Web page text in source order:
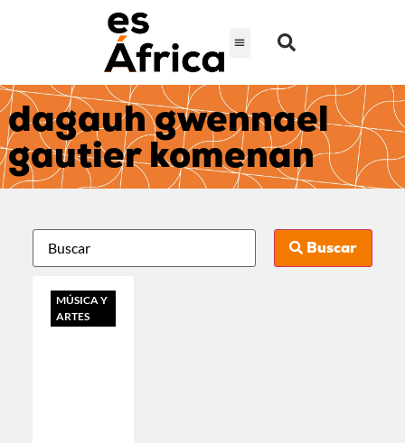
dagauh gwennael
gautier komenan
Buscar
MÚSICA Y
ARTES